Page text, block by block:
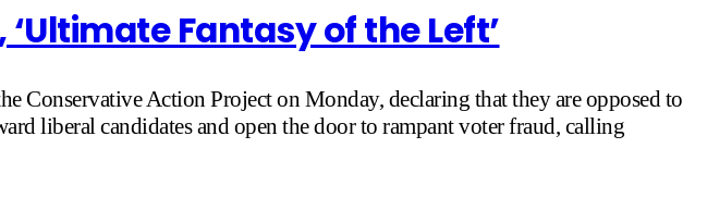
Fantasy of the Left’
Conservative Action Project on Monday, declaring that they are opposed to
liberal candidates and open the door to rampant voter fraud, calling